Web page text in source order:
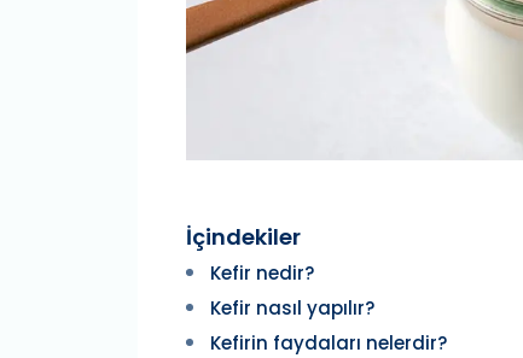
İçindekiler
Kefir nedir?
Kefir nasıl yapılır?
Kefirin faydaları nelerdir?